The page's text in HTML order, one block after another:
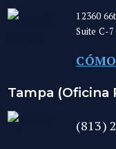
12360
Suite C-7
Tampa (Oficina
(813)